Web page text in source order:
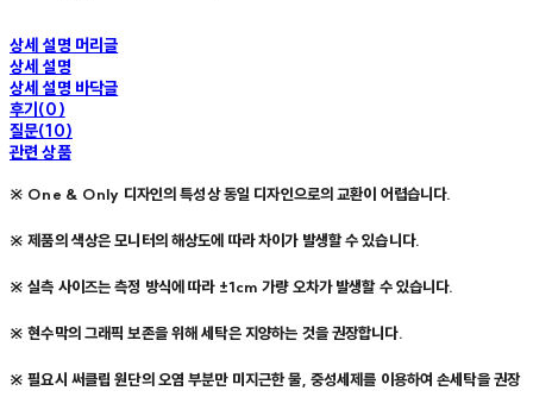
상세 설명 머리글
상세 설명
상세 설명 바닥글
후기(0)
질문(10)
관련 상품
※ One & Only 디자인의 특성상 동일 디자인으로의 교환이 어렵습니다.
※ 제품의 색상은 모니터의 해상도에 따라 차이가 발생할 수 있습니다.
※ 실측 사이즈는 측정 방식에 따라 ±1cm 가량 오차가 발생할 수 있습니다.
※ 현수막의 그래픽 보존을 위해 세탁은 지양하는 것을 권장합니다.
※ 필요시 써클립 원단의 오염 부분만 미지근한 물, 중성세제를 이용하여 손세탁을 권장